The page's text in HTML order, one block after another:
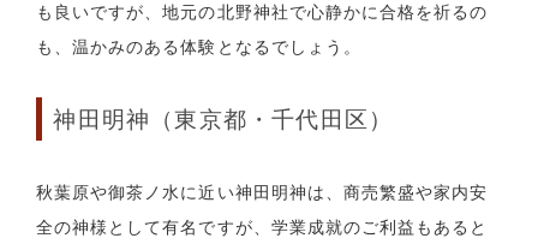
も良いですが、地元の北野神社で心静かに合格を祈るの
も、温かみのある体験となるでしょう。
神田明神（東京都・千代田区）
秋葉原や御茶ノ水に近い神田明神は、商売繁盛や家内安
全の神様として有名ですが、学業成就のご利益もあると